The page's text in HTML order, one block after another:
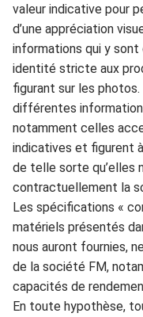
valeur indicative pour
d’une appréciation
informations qui y sont
identité stricte aux
figurant sur les
différentes
notamment celles
indicatives et figurent
de telle sorte qu’elles
contractuellement la
Les spécifications «
matériels présentés
nous auront fournies,
de la société FM,
capacités de
En toute hypothèse,